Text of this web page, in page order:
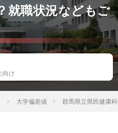
就職状況などもご
向け
大学偏差値 群馬県立県民健康